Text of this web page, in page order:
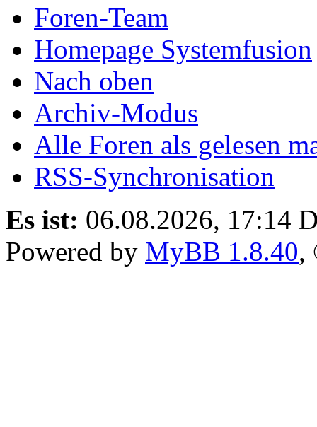
Foren-Team
Homepage Systemfusion
Nach oben
Archiv-Modus
Alle Foren als gelesen
RSS-Synchronisation
Es ist: 06.08.2026, 17:14
Powered by MyBB 1.8.40,